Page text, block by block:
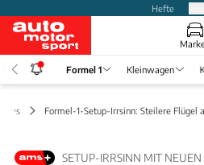
Hefte
Formel 1 Kleinwagen
Formel-1-Setup-Irrsinn: Steilere Flügel
SETUP-IRRSINN MIT